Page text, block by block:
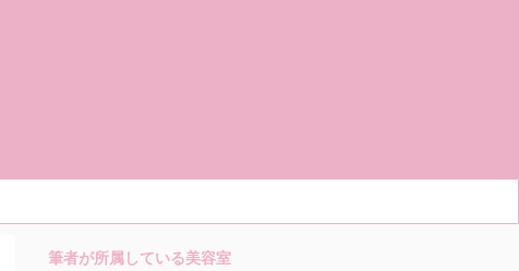
筆者が所属している美容室